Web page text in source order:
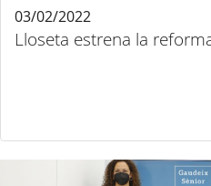
Lloseta estrena la
03/02/2022